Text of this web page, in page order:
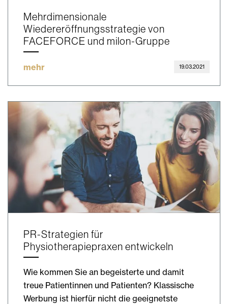
Mehrdimensionale
Wiedereröffnungsstrategie von
FACEFORCE und milon-Gruppe
mehr 19.03.2021
PR-Strategien für
Physiotherapiepraxen entwickeln
Wie kommen Sie an begeisterte und damit
treue Patientinnen und Patienten? Klassische
Werbung ist hierfür nicht die geeignetste